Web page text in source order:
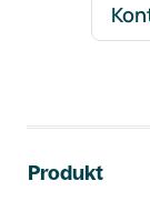
Produkt